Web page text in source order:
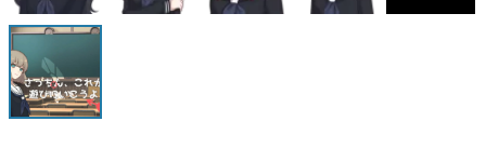
運営：株式会社マレ